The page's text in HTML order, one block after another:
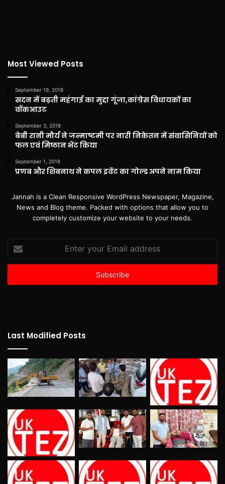
Most Viewed Posts
September 19, 2018
सदन में बढ़ती महंगाई का मुद्दा गूंजा,कांग्रेस विधायकों का
वॉकआउट
September 3, 2018
बेबी रानी मौर्य ने जन्माष्टमी पर नारी निकेतन में संवासिनियों को
फल एवं मिष्ठान भेंट किया
September 1, 2018
प्रणब और शिबनाथ ने कपल इवेंट का गोल्ड अपने नाम किया
Jannah is a Clean Responsive WordPress Newspaper, Magazine,
News and Blog theme. Packed with options that allow you to
completely customize your website to your needs.
Enter
your
Email
Last Modified Posts